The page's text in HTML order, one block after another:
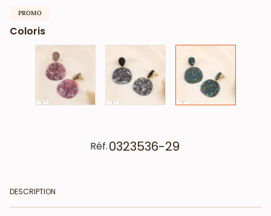
PROMO
Coloris
Réf.0323536-29
DESCRIPTION